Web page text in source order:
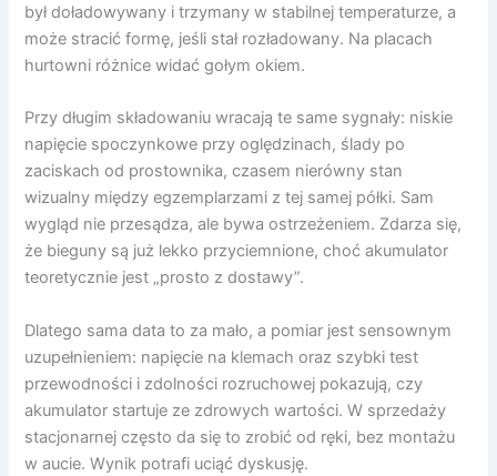
był doładowywany i trzymany w stabilnej temperaturze, a
może stracić formę, jeśli stał rozładowany. Na placach
hurtowni różnice widać gołym okiem.
Przy długim składowaniu wracają te same sygnały: niskie
napięcie spoczynkowe przy oględzinach, ślady po
zaciskach od prostownika, czasem nierówny stan
wizualny między egzemplarzami z tej samej półki. Sam
wygląd nie przesądza, ale bywa ostrzeżeniem. Zdarza się,
że bieguny są już lekko przyciemnione, choć akumulator
teoretycznie jest „prosto z dostawy”.
Dlatego sama data to za mało, a pomiar jest sensownym
uzupełnieniem: napięcie na klemach oraz szybki test
przewodności i zdolności rozruchowej pokazują, czy
akumulator startuje ze zdrowych wartości. W sprzedaży
stacjonarnej często da się to zrobić od ręki, bez montażu
w aucie. Wynik potrafi uciąć dyskusję.